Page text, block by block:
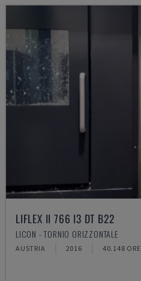
LIFLEX II 766 I3 DT B22
LICON - TORNIO ORIZZONTALE
AUSTRIA 2016 40.148 ORE